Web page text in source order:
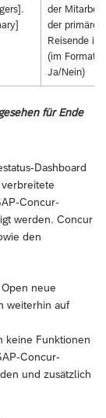
der
der primäre
Reisende ist
(im Format
Ja/Nein)
für Ende
Dashboard
Concur-
werden. Concur
den
neue
weiterhin auf
keine Funktionen
Concur-
und zusätzlich